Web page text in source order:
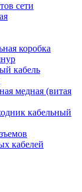
сети
коробка
кабель
медная (витая
кабельный
кабелей